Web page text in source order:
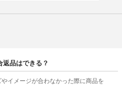
品はできる？
イメージが合わなかった際に商品を